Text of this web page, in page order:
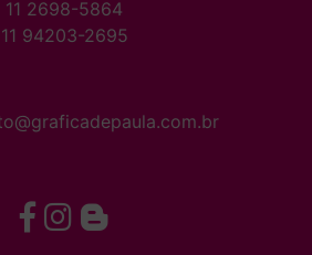
11 2698-5864
11 94203-2695